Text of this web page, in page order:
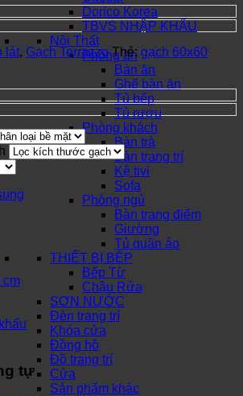
Dorico Korea
TBVS NHẬP KHẨU
Nội Thất
Phòng ăn
Bàn ăn
Ghế bàn ăn
Tủ bếp
Tủ rượu
Phòng khách
Bàn trà
Bàn trang trí
Kệ tivi
Sofa
Phòng ngủ
Bàn trang điểm
Giường
Tủ quần áo
THIẾT BỊ BẾP
Bếp Từ
Chậu Rửa
SƠN NƯỚC
Đèn trang trí
Khóa cửa
Đồng hồ
Đồ trang trí
Cửa
Sản phẩm khác
lát, Gạch Terrazzo Thẻ: gạch 60x60
cm
tự